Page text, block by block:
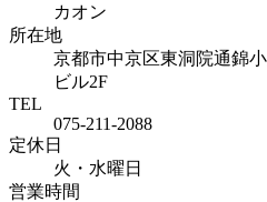
カオン
所在地
京都市中京区東洞院通錦
ビル2F
TEL
075-211-2088
定休日
火・水曜日
営業時間